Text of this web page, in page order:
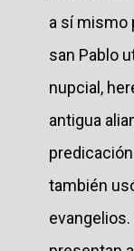
a sí mismo
san Pablo
nupcial,
antigua
también